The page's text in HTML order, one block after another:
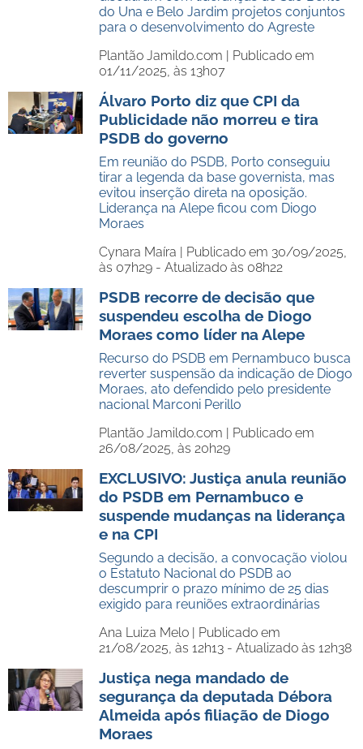
do Una e Belo Jardim projetos conjuntos
para o desenvolvimento do Agreste
Plantão Jamildo.com | Publicado em
01/11/2025, às 13h07
Álvaro Porto diz que CPI da
Publicidade não morreu e tira
PSDB do governo
Em reunião do PSDB, Porto conseguiu
tirar a legenda da base governista, mas
evitou inserção direta na oposição.
Liderança na Alepe ficou com Diogo
Moraes
Cynara Maíra | Publicado em 30/09/2025,
às 07h29 - Atualizado às 08h22
PSDB recorre de decisão que
suspendeu escolha de Diogo
Moraes como líder na Alepe
Recurso do PSDB em Pernambuco busca
reverter suspensão da indicação de Diogo
Moraes, ato defendido pelo presidente
nacional Marconi Perillo
Plantão Jamildo.com | Publicado em
26/08/2025, às 20h29
EXCLUSIVO: Justiça anula reunião
do PSDB em Pernambuco e
suspende mudanças na liderança
e na CPI
Segundo a decisão, a convocação violou
o Estatuto Nacional do PSDB ao
descumprir o prazo mínimo de 25 dias
exigido para reuniões extraordinárias
Ana Luiza Melo | Publicado em
21/08/2025, às 12h13 - Atualizado às 12h38
Justiça nega mandado de
segurança da deputada Débora
Almeida após filiação de Diogo
Moraes